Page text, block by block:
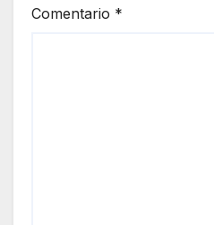
Comentario *